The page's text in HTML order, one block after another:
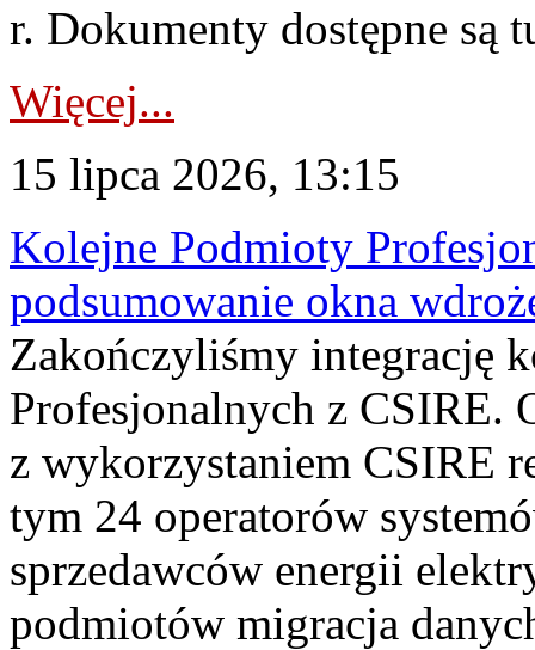
r. Dokumenty dostępne są
Więcej...
15 lipca 2026, 13:15
Kolejne Podmioty
podsumowanie okna
Zakończyliśmy integrację
Profesjonalnych z CSIRE.
z wykorzystaniem CSIRE
tym 24 operatorów
sprzedawców energii
podmiotów migracja